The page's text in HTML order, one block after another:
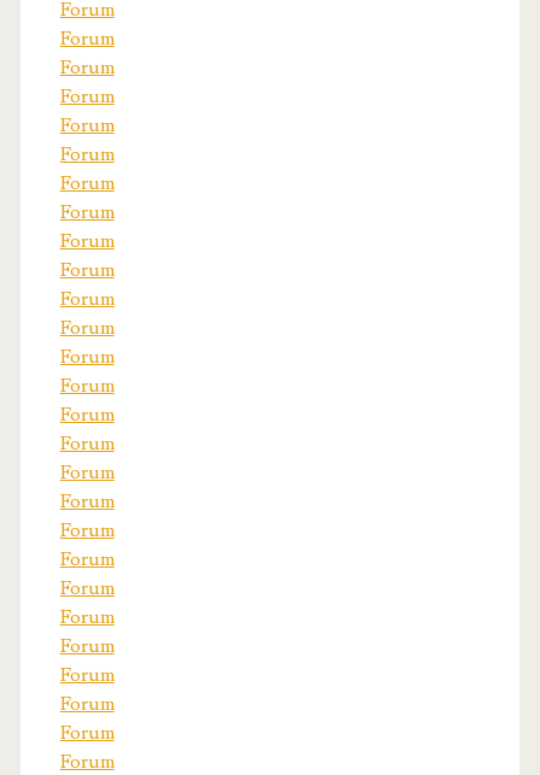
Forum
Forum
Forum
Forum
Forum
Forum
Forum
Forum
Forum
Forum
Forum
Forum
Forum
Forum
Forum
Forum
Forum
Forum
Forum
Forum
Forum
Forum
Forum
Forum
Forum
Forum
Forum